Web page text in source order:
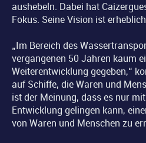
aushebeln. Dabei hat
Fokus. Seine Vision ist
„Im Bereich des
vergangenen 50 Jahren kaum
Weiterentwicklung gegeben,“
auf Schiffe, die Waren und
ist der Meinung, dass es nur
Entwicklung gelingen kann,
von Waren und Menschen zu